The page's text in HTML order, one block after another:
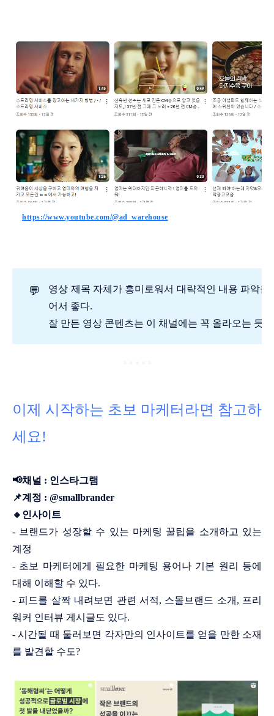
https://www.youtube.com/@ad_warehouse
💬
영상 제목 자체가 흥미로워서 대략적인 내용 파악
어서 좋다.
잘 만든 영상 콘텐츠는 이 채널에는 꼭 올라오는 듯
이제 시작하는 초보 마케터라면 참고하
세요!
📢채널 : 인스타그램
📌계정 : @smallbrander
🔸인사이트
- 브랜드가 성장할 수 있는 마케팅 꿀팁을 소개하고 있는
계정
- 초보 마케터에게 필요한 마케팅 용어나 기본 원리 등에
대해 이해할 수 있다.
- 피드를 살짝 내려보면 관련 서적, 스몰브랜드 소개, 프리
워커 인터뷰 게시글도 있다.
- 시간될 때 둘러보면 각자만의 인사이트를 얻을 만한 소재
를 발견할 수도?